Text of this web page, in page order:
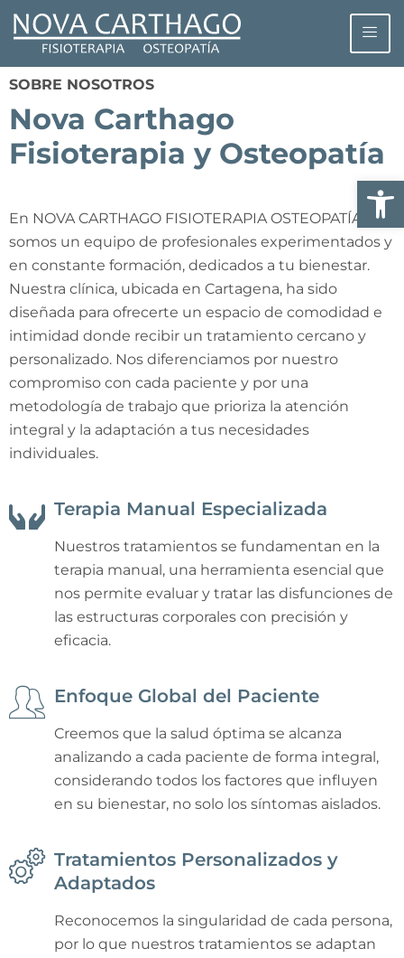
SOBRE NOSOTROS
Nova Carthago
Fisioterapia y Osteopatía
En NOVA CARTHAGO FISIOTERAPIA OSTEOPATÍA,
somos un equipo de profesionales experimentados y
en constante formación, dedicados a tu bienestar.
Nuestra clínica, ubicada en Cartagena, ha sido
diseñada para ofrecerte un espacio de comodidad e
intimidad donde recibir un tratamiento cercano y
personalizado. Nos diferenciamos por nuestro
compromiso con cada paciente y por una
metodología de trabajo que prioriza la atención
integral y la adaptación a tus necesidades
individuales.
Terapia Manual Especializada
Nuestros tratamientos se fundamentan en la
terapia manual, una herramienta esencial que
nos permite evaluar y tratar las disfunciones de
las estructuras corporales con precisión y
eficacia.
Enfoque Global del Paciente
Creemos que la salud óptima se alcanza
analizando a cada paciente de forma integral,
considerando todos los factores que influyen
en su bienestar, no solo los síntomas aislados.
Tratamientos Personalizados y
Adaptados
Reconocemos la singularidad de cada persona,
por lo que nuestros tratamientos se adaptan